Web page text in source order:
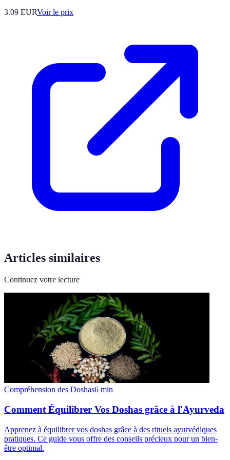
3.09 EURVoir le prix
Articles similaires
Continuez votre lecture
Compréhension des Doshas6 min
Comment Équilibrer Vos Doshas grâce à l'Ayurveda
Apprenez à équilibrer vos doshas grâce à des rituels ayurvédiques
pratiques. Ce guide vous offre des conseils précieux pour un bien-
être optimal.